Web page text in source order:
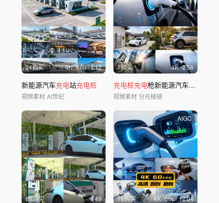
24购买 4K 60p 1'12
新能源汽车充电站充电桩
视频素材 AI世纪
7购买 4K 2'56
充电桩充电枪新能源汽车充电
视频素材 分光棱镜
85购买 1'49
AIGC
78购买 4K 60p 12'04